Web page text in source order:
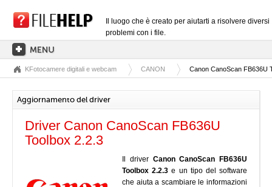
Il luogo che è creato per aiutarti a risolvere diversi
problemi con i file.
PAGINA PRINCIPALE
CATEGORIE DELLE ESTENSIONI
FILE DLL
SOFTWARE
KFotocamere digitali e webcam CANON Canon CanoScan FB636U
Aggiornamento del driver
Driver Canon CanoScan FB636U
Toolbox 2.2.3
Il driver Canon CanoScan FB636U
Toolbox 2.2.3 e un tipo del software
che aiuta a scambiare le informazioni